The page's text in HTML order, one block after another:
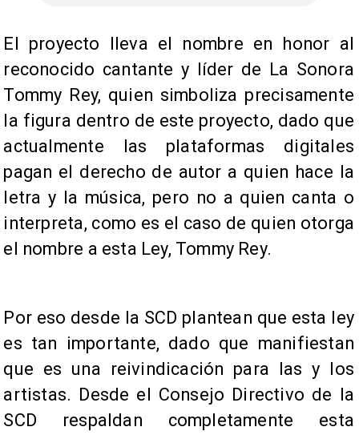
​El proyecto lleva el nombre en honor al
reconocido cantante y líder de La Sonora
Tommy Rey, quien simboliza precisamente
la figura dentro de este proyecto, dado que
actualmente las plataformas digitales
pagan el derecho de autor a quien hace la
letra y la música, pero no a quien canta o
interpreta, como es el caso de quien otorga
el nombre a esta Ley, Tommy Rey.
Por eso desde la SCD plantean que esta ley
es tan importante, dado que manifiestan
que es una reivindicación para las y los
artistas. Desde el Consejo Directivo de la
SCD respaldan completamente esta